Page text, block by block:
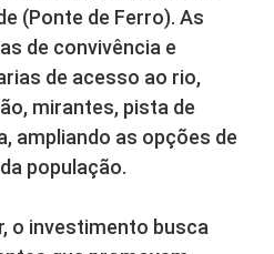
(Ponte de Ferro). As
de convivência e
de acesso ao rio,
mirantes, pista de
ampliando as opções de
população.
o investimento busca